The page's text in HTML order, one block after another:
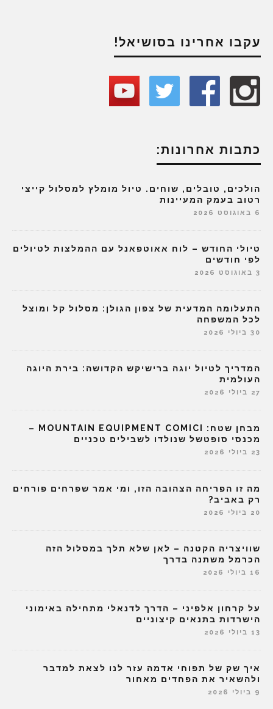
עקבו אחרינו בסושיאל!
כתבות אחרונות:
הולכים, טובלים, שוחים. טיול מומלץ למסלול קייצי
רטוב בעמק המעיינות
6 באוגוסט 2026
טיולי החודש – לוח אאוטפאנל עם ההמלצות לטיולים
לפי חודשים
3 באוגוסט 2026
התעלומה המדעית של צפון הגולן: מסלול קל ומוצל
לכל המשפחה
30 ביולי 2026
המדריך לטיול יוגה ברישיקש הקדושה: בירת היוגה
העולמית
27 ביולי 2026
מבחן שטח: MOUNTAIN EQUIPMENT COMICI –
מכנסי סופטשל שנולדו לשבילים טכניים
23 ביולי 2026
מה זו הפריחה הצהובה הזו, ומי אמר שפרחים פורחים
רק באביב?
20 ביולי 2026
שוויצריה הקטנה – לאן שלא תלך במסלול הזה
הכרמל משתנה בדרך
16 ביולי 2026
על קרחון אלפיני – הדרך לדנאלי מתחילה באימוני
הישרדות בתנאים קיצוניים
13 ביולי 2026
איך שק של תפוחי אדמה עזר לנו לצאת למדבר
ולהשאיר את הפחדים מאחור
9 ביולי 2026